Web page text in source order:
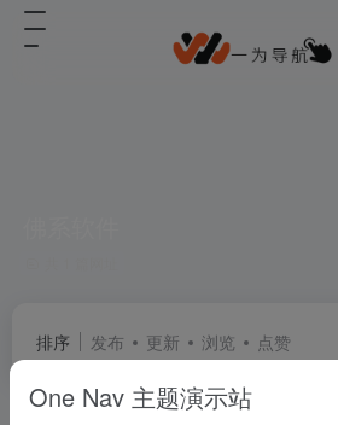
排序 发布 更新 浏览 点赞
One Nav 主题演示站